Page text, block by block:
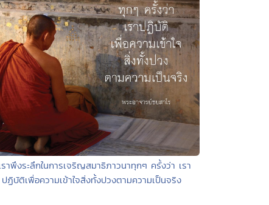
ราพึงระลึกในการเจริญสมาธิภาวนาทุกๆ ครั้งว่า เรา
ปฏิบัติเพื่อความเข้าใจสิ่งทั้งปวงตามความเป็นจริง